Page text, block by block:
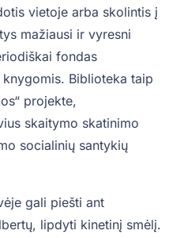
vietoje arba skolintis į
mažiausi ir vyresni
fondas
Biblioteka taip
projekte,
skaitymo skatinimo
socialinių santykių
gali piešti ant
lipdyti kinetinį smėlį.